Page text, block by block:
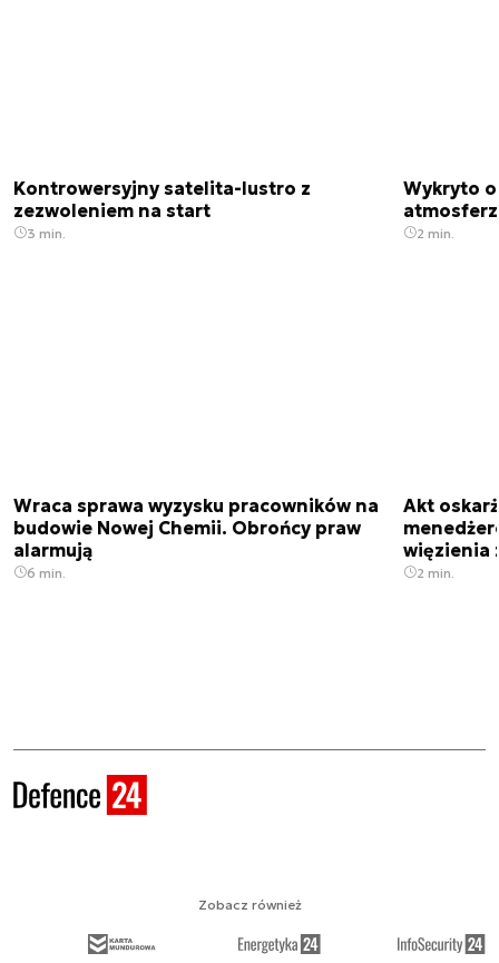
Kontrowersyjny satelita-lustro z
zezwoleniem na start
3 min.
Wykryto
2 min.
Wraca sprawa wyzysku pracowników na
budowie Nowej Chemii. Obrońcy praw
alarmują
6 min.
Akt
więzienia
2 min.
Zobacz również